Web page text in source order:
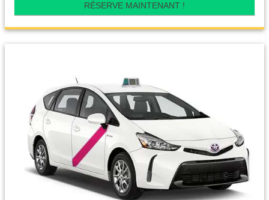
RÉSERVE MAINTENANT !